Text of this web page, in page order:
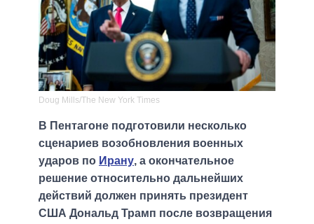
Doug Mills/The New York Times
В Пентагоне подготовили несколько
сценариев возобновления военных
ударов по Ирану, а окончательное
решение относительно дальнейших
действий должен принять президент
США Дональд Трамп после возвращения